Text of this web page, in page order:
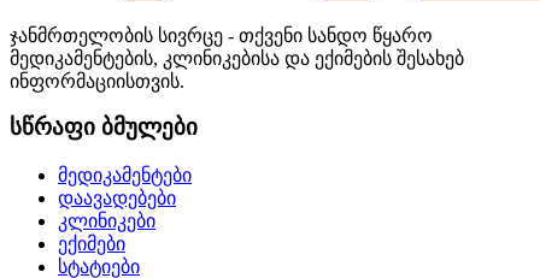
ჯანმრთელობის სივრცე - თქვენი სანდო წყარო
მედიკამენტების, კლინიკებისა და ექიმების შესახებ
ინფორმაციისთვის.
სწრაფი ბმულები
მედიკამენტები
დაავადებები
კლინიკები
ექიმები
სტატიები